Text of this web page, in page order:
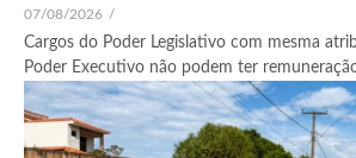
07/08/2026 /
Cargos do Poder Legislativo com mesma
Poder Executivo não podem ter